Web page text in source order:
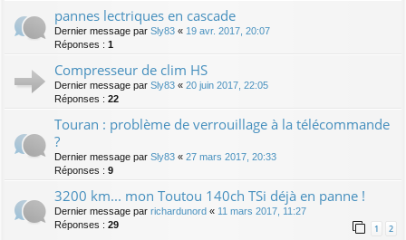
pannes lectriques en cascade
Dernier message par Sly83 « 19 avr. 2017, 20:07
Réponses : 1
Compresseur de clim HS
Dernier message par Sly83 « 20 juin 2017, 22:05
Réponses : 22
Touran : problème de verrouillage à la télécommande
?
Dernier message par Sly83 « 27 mars 2017, 20:33
Réponses : 9
3200 km... mon Toutou 140ch TSi déjà en panne !
Dernier message par richardunord « 11 mars 2017, 11:27
Réponses : 29 1 2